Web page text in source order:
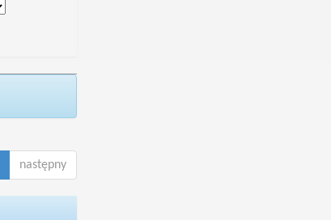
następny